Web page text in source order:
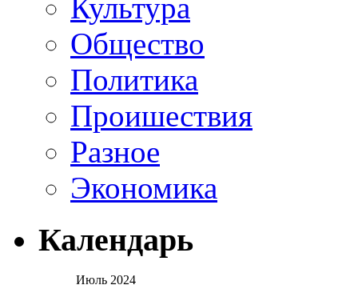
Культура
Общество
Политика
Проишествия
Разное
Экономика
Календарь
Июль 2024